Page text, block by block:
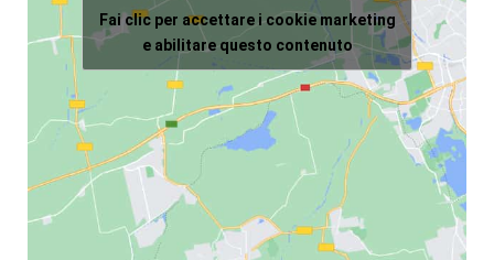
Fai clic per accettare i cookie marketing
e abilitare questo contenuto